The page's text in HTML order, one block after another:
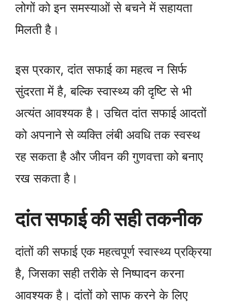
लोगों को इन समस्याओं से बचने में सहायता
मिलती है।
इस प्रकार, दांत सफाई का महत्व न सिर्फ
सुंदरता में है, बल्कि स्वास्थ्य की दृष्टि से भी
अत्यंत आवश्यक है। उचित दांत सफाई आदतों
को अपनाने से व्यक्ति लंबी अवधि तक स्वस्थ
रह सकता है और जीवन की गुणवत्ता को बनाए
रख सकता है।
दांत सफाई की सही तकनीक
दांतों की सफाई एक महत्वपूर्ण स्वास्थ्य प्रक्रिया
है, जिसका सही तरीके से निष्पादन करना
आवश्यक है। दांतों को साफ करने के लिए